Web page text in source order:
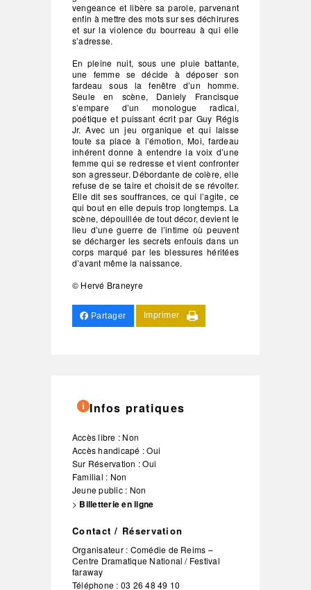
vengeance et libère sa parole, parvenant
enfin à mettre des mots sur ses déchirures
et sur la violence du bourreau à qui elle
s’adresse.
En pleine nuit, sous une pluie battante,
une femme se décide à déposer son
fardeau sous la fenêtre d’un homme.
Seule en scène, Daniely Francisque
s’empare d’un monologue radical,
poétique et puissant écrit par Guy Régis
Jr. Avec un jeu organique et qui laisse
toute sa place à l’émotion, Moi, fardeau
inhérent donne à entendre la voix d’une
femme qui se redresse et vient confronter
son agresseur. Débordante de colère, elle
refuse de se taire et choisit de se révolter.
Elle dit ses souffrances, ce qui l’agite, ce
qui bout en elle depuis trop longtemps. La
scène, dépouillée de tout décor, devient le
lieu d’une guerre de l’intime où peuvent
se décharger les secrets enfouis dans un
corps marqué par les blessures héritées
d’avant même la naissance.
© Hervé Braneyre
Partager Imprimer
Infos pratiques
Accès libre : Non
Accès handicapé : Oui
Sur Réservation : Oui
Familial : Non
Jeune public : Non
> Billetterie en ligne
Contact / Réservation
Organisateur : Comédie de Reims –
Centre Dramatique National / Festival
faraway
Téléphone : 03 26 48 49 10